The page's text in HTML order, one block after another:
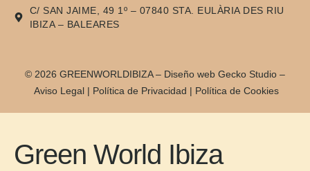
C/ SAN JAIME, 49 1º – 07840 STA. EULÀRIA DES RIU
IBIZA – BALEARES
© 2026 GREENWORLDIBIZA – Diseño web Gecko Studio –
Aviso Legal | Política de Privacidad | Política de Cookies
Green World Ibiza